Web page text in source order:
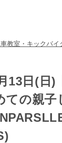
教室・キックバイ
13日(日)
ての親子